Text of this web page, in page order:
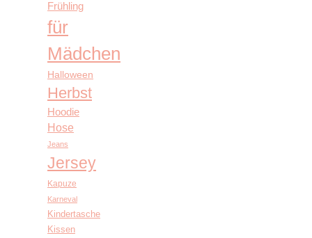
Frühling
für
Mädchen
Halloween
Herbst
Hoodie
Hose
Jeans
Jersey
Kapuze
Karneval
Kindertasche
Kissen